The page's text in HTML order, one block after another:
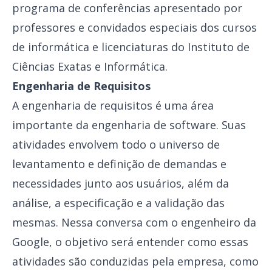
programa de conferências apresentado por
professores e convidados especiais dos cursos
de informática e licenciaturas do Instituto de
Ciências Exatas e Informática.
Engenharia de Requisitos
A engenharia de requisitos é uma área
importante da engenharia de software. Suas
atividades envolvem todo o universo de
levantamento e definição de demandas e
necessidades junto aos usuários, além da
análise, a especificação e a validação das
mesmas. Nessa conversa com o engenheiro da
Google, o objetivo será entender como essas
atividades são conduzidas pela empresa, como